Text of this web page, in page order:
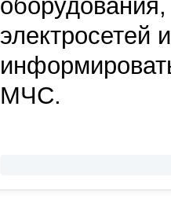
электросетей
МЧС.